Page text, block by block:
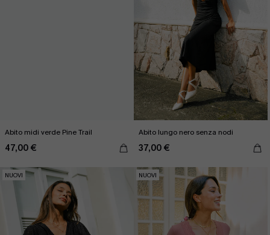
Abito midi verde Pine Trail
47,00 €
Abito lungo nero senza nodi
37,00 €
NUOVI NUOVI